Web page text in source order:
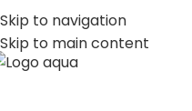
Skip to navigation
Skip to main content
PT EN